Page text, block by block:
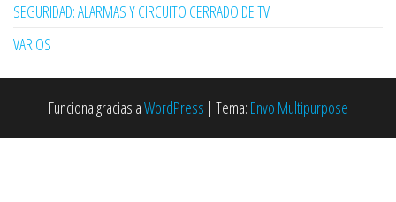
SEGURIDAD: ALARMAS Y CIRCUITO CERRADO DE TV
VARIOS
Funciona gracias aWordPress | Tema: Envo Multipurpose